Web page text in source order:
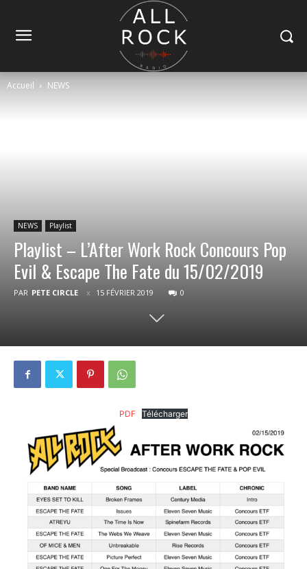
Accueil NEWS
NEWS Playlist
Playlist – L’After Work Rock Concours Pop
Evil & Escape The Fate du 15/02/2019
PAR PETE CIRCLE 15 FÉVRIER 2019 0
PDF Télécharger